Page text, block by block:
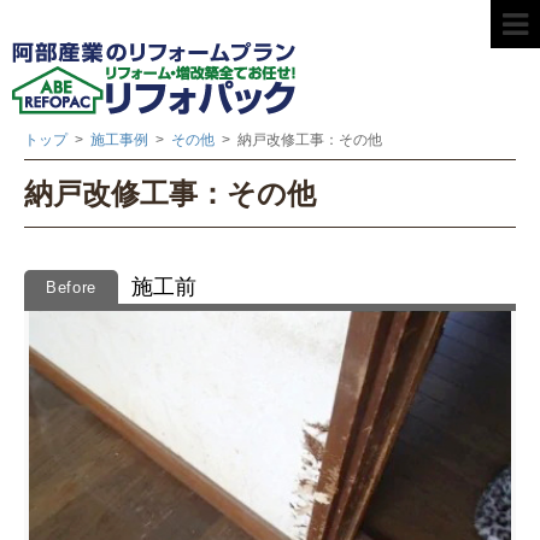
トップ> 施工事例 > その他 > 納戸改修工事：その他
納戸改修工事：その他
施工前